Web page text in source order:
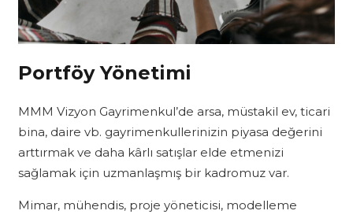
Portföy Yönetimi
MMM Vizyon Gayrimenkul’de arsa, müstakil ev, ticari
bina, daire vb. gayrimenkullerinizin piyasa değerini
arttırmak ve daha kârlı satışlar elde etmenizi
sağlamak için uzmanlaşmış bir kadromuz var.
Mimar, mühendis, proje yöneticisi, modelleme